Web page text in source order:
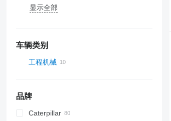
显示全部
车辆类别
工程机械
品牌
Caterpillar